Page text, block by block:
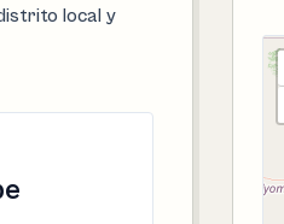
local y